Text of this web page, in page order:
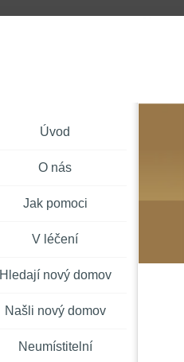
Úvod
O nás
Jak pomoci
V léčení
Hledají nový domov
Našli nový domov
Neumístitelní